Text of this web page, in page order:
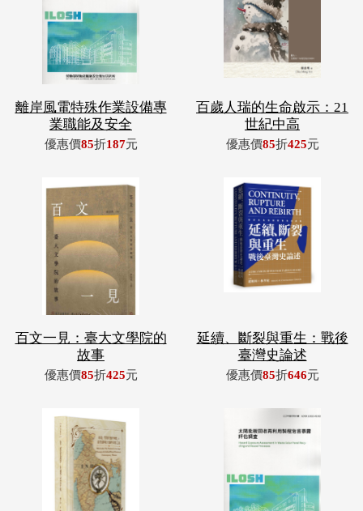
離岸風電特殊作業設備專
業職能及安全
優惠價85折187元
百歲人瑞的生命啟示：21
世紀中高
優惠價85折425元
百文一見：臺大文學院的
故事
優惠價85折425元
延續、斷裂與重生：戰後
臺灣史論述
優惠價85折646元